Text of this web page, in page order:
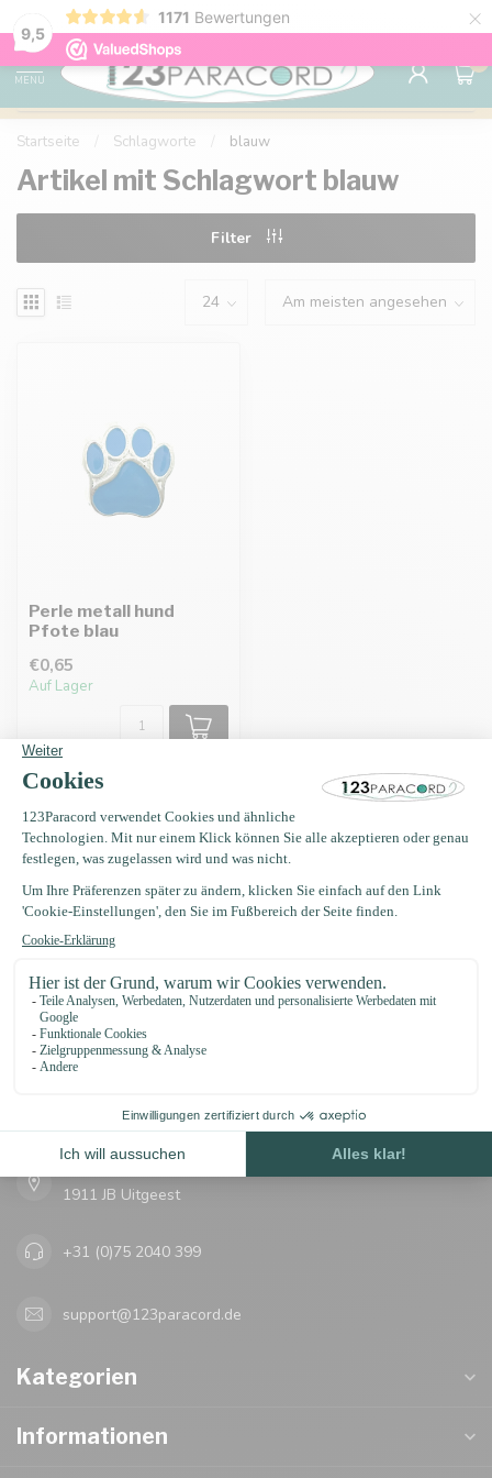
9,5
1171 Bewertungen ×
Kostenlose Lieferung nach Hause ab 150 €
MENU
0
Startseite Schlagworte blauw
Artikel mit Schlagwort blauw
Filter
Perle metall hund
Pfote blau
€0,65
Auf Lager
Erhalten Sie Nachrichten?
Erhalten Sie sofort 5 % Rabatt!
Oosterwerf 4
1911 JB Uitgeest
+31 (0)75 2040 399
support@123paracord.de
Kategorien
Informationen